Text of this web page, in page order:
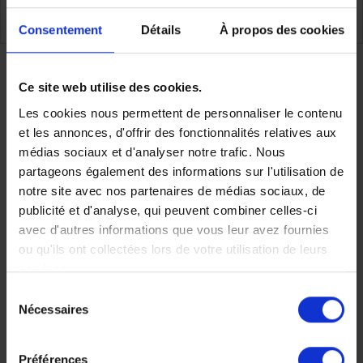
Consentement Détails À propos des cookies
Ce site web utilise des cookies.
Les cookies nous permettent de personnaliser le contenu
et les annonces, d'offrir des fonctionnalités relatives aux
médias sociaux et d'analyser notre trafic. Nous
partageons également des informations sur l'utilisation de
notre site avec nos partenaires de médias sociaux, de
publicité et d'analyse, qui peuvent combiner celles-ci
avec d'autres informations que vous leur avez fournies
ou qu'ils ont collectées lors de votre utilisation de leurs
services.
Nécessaires
Préférences
Faites nous part de vos
envies
Chez Makila Voyages, chaque